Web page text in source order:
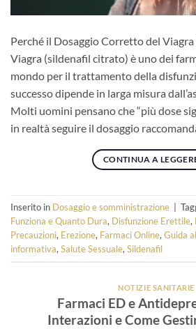
Perché il Dosaggio Corretto del
Viagra (sildenafil citrato) è uno dei
mondo per il trattamento della
successo dipende in larga misura
Molti uomini pensano che “più dose
in realtà seguire il dosaggio
CONTINUA A
Inserito in Dosaggio e somministrazione
Funziona e Quanto Dura, Disfunzione Erettile,
Precauzioni, Erezione, Farmaci Online,Guida
informativa,Salute Sessuale,Sildenafil
NOTIZIE SANITARIE
Farmaci ED e
Interazioni e Come